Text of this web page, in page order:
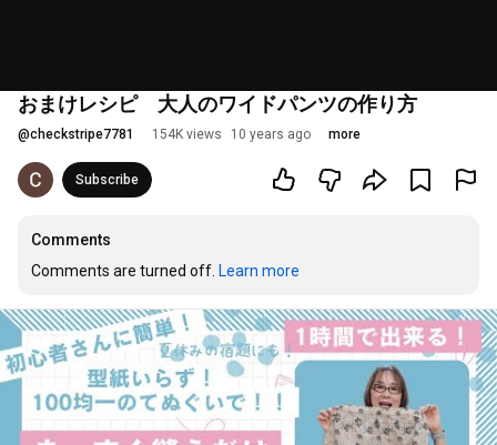
おまけレシピ 大人のワイドパンツの作り方
@checkstripe7781 154K views 10 years ago more
Subscribe
Comments
Comments are turned off. Learn more